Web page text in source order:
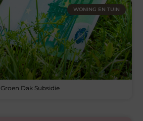
WONING EN TUIN
Groen Dak Subsidie